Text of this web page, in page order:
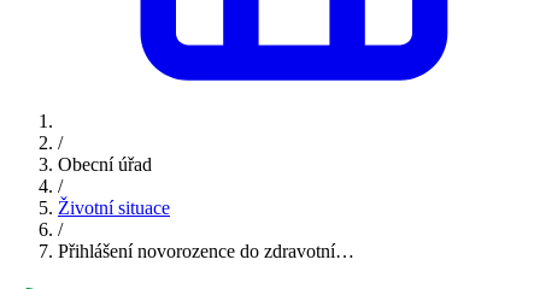
/
Obecní úřad
/
Životní situace
/
Přihlášení novorozence do zdravotní…